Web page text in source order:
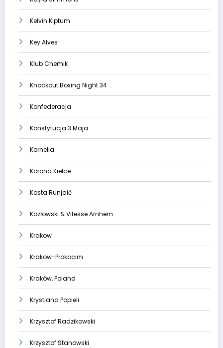
Kelvin Kiptum
Key Alves
Klub Chemik
Knockout Boxing Night 34
Konfederacja
Konstytucja 3 Maja
Kornelia
Korona Kielce
Kosta Runjaić
Kozłowski & Vitesse Arnhem
Krakow
Krakow-Prokocim
Kraków, Poland
Krystiana Popieli
Krzysztof Radzikowski
Krzysztof Stanowski